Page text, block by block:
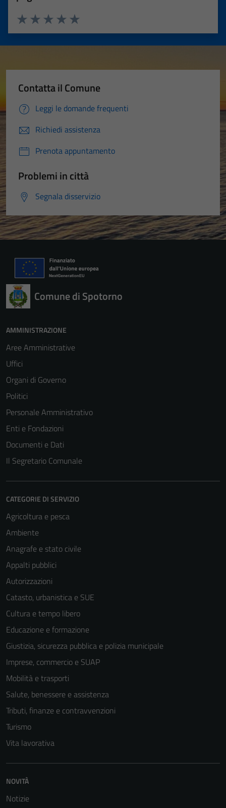
Valuta 5 stelle su 5
Valuta 4 stelle su 5
Valuta 3 stelle su 5
Valuta 2 stelle su 5
Valuta 1 stelle su 5
Contatta il Comune
Leggi le domande frequenti
Richiedi assistenza
Prenota appuntamento
Problemi in città
Segnala disservizio
Comune di Spotorno
AMMINISTRAZIONE
Aree Amministrative
Uffici
Organi di Governo
Politici
Personale Amministrativo
Enti e Fondazioni
Documenti e Dati
Il Segretario Comunale
CATEGORIE DI SERVIZIO
Agricoltura e pesca
Ambiente
Anagrafe e stato civile
Appalti pubblici
Autorizzazioni
Catasto, urbanistica e SUE
Cultura e tempo libero
Educazione e formazione
Giustizia, sicurezza pubblica e polizia municipale
Imprese, commercio e SUAP
Mobilità e trasporti
Salute, benessere e assistenza
Tributi, finanze e contravvenzioni
Turismo
Vita lavorativa
NOVITÀ
Notizie